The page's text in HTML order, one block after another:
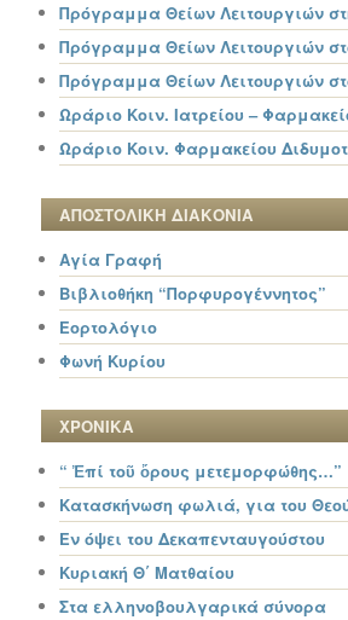
Πρόγραμμα Θείων Λειτουργιών
Πρόγραμμα Θείων Λειτουργιών
Πρόγραμμα Θείων Λειτουργιών
Ωράριο Κοιν. Ιατρείου –
Ωράριο Κοιν. Φαρμακείου
ΑΠΟΣΤΟΛΙΚΗ ΔΙΑΚΟΝΙΑ
Αγία Γραφή
Βιβλιοθήκη “Πορφυρογέννητος”
Εορτολόγιο
Φωνή Κυρίου
ΧΡΟΝΙΚΑ
“ Ἐπί τοῦ ὄρους μετεμορφώθης…”
Κατασκήνωση φωλιά, για του
Εν όψει του Δεκαπενταυγούστου
Κυριακή Θ΄ Ματθαίου
Στα ελληνοβουλγαρικά σύνορα